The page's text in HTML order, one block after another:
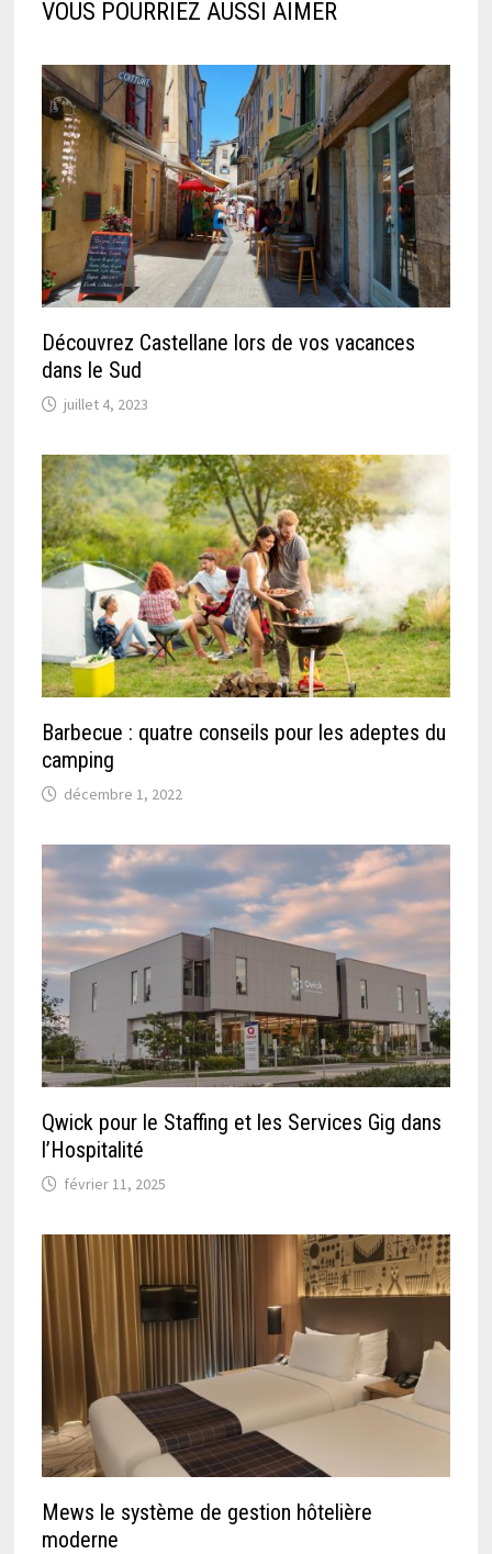
VOUS POURRIEZ AUSSI AIMER
Découvrez Castellane lors de vos vacances
dans le Sud
juillet 4, 2023
Barbecue : quatre conseils pour les adeptes du
camping
décembre 1, 2022
Qwick pour le Staffing et les Services Gig dans
l’Hospitalité
février 11, 2025
Mews le système de gestion hôtelière
moderne